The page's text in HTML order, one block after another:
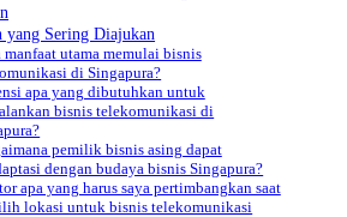
yang Sering Diajukan
manfaat utama memulai bisnis
di Singapura?
apa yang dibutuhkan untuk
bisnis telekomunikasi di
pemilik bisnis asing dapat
dengan budaya bisnis Singapura?
apa yang harus saya pertimbangkan saat
lokasi untuk bisnis telekomunikasi